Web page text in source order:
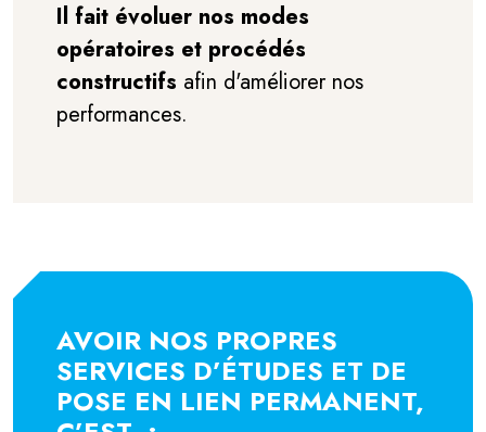
Il fait évoluer nos modes
opératoires et procédés
constructifs afin d'améliorer nos
performances.
AVOIR NOS PROPRES
SERVICES D’ÉTUDES ET DE
POSE EN LIEN PERMANENT,